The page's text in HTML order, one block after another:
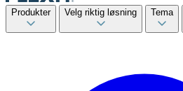
Produkter Velg riktig løsning Tema